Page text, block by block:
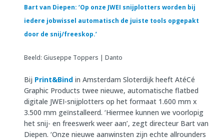
Bart van Diepen: ‘Op onze JWEI snijplotters worden bij
iedere jobwissel automatisch de juiste tools opgepakt
door de snij/freeskop.’
Beeld: Giuseppe Toppers | Danto
Bij Print&Bind in Amsterdam Sloterdijk heeft AtéCé
Graphic Products twee nieuwe, automatische flatbed
digitale JWEI-snijplotters op het formaat 1.600 mm x
3.500 mm geïnstalleerd. ‘Hiermee kunnen we voorlopig
het snij- en freeswerk weer aan’, zegt directeur Bart van
Diepen. ‘Onze nieuwe aanwinsten zijn echte allrounders